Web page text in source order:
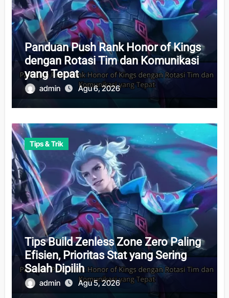
Panduan Push Rank Honor of Kings
dengan Rotasi Tim dan Komunikasi
yang Tepat
admin Agu 6, 2026
Tips & Trik
Tips Build Zenless Zone Zero Paling
Efisien, Prioritas Stat yang Sering
Salah Dipilih
admin Agu 5, 2026